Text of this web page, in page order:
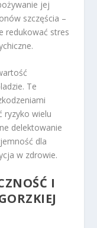
jej
szczęścia –
redukować stres
Te
ryzyko wielu
delektowanie
dla
w zdrowie.
I